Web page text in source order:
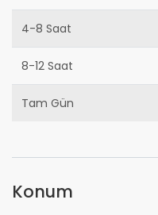
4-8 Saat
8-12 Saat
Tam Gün
Konum